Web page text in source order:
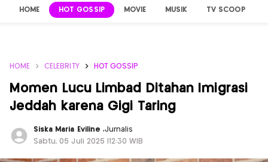
HOME HOT GOSSIP MOVIE MUSIK TV SCOOP
HOME CELEBRITY HOT GOSSIP
Momen Lucu Limbad Ditahan Imigrasi
Jeddah karena Gigi Taring
Siska Maria Eviline ,Jurnalis
Sabtu, 05 Juli 2025 |12:30 WIB